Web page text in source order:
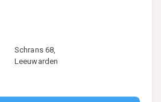
Schrans 68,
Leeuwarden